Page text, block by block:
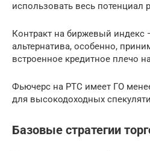
использовать весь потенциал
Контракт на биржевый индекс
альтернатива, особенно,
встроенное кредитное плечо
Фьючерс на РТС имеет ГО
для высокодоходных
Базовые стратегии